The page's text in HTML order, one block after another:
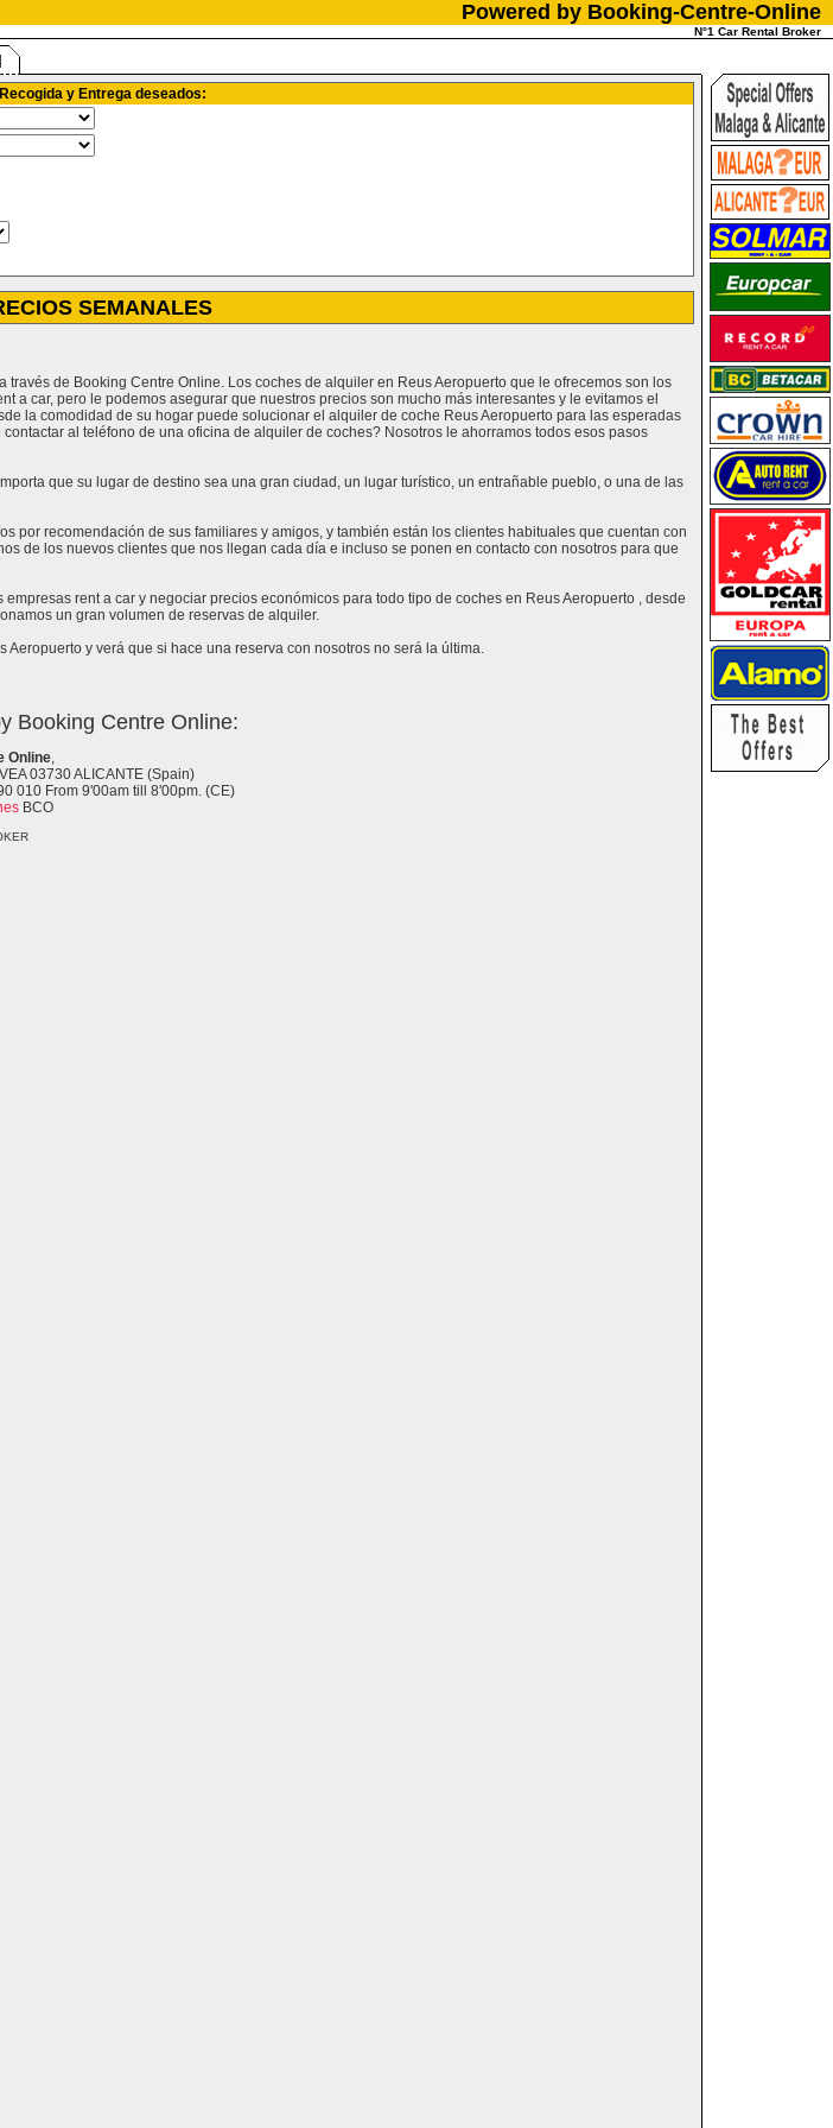
Powered by Booking-Centre-Online
N°1 Car Rental Broker
y Entrega deseados:
SEMANALES
de Booking Centre Online. Los coches de alquiler en Reus Aeropuerto que le ofrecemos son los
a car, pero le podemos asegurar que nuestros precios son mucho más interesantes y le evitamos el
la comodidad de su hogar puede solucionar el alquiler de coche Reus Aeropuerto para las esperadas
al teléfono de una oficina de alquiler de coches? Nosotros le ahorramos todos esos pasos
que su lugar de destino sea una gran ciudad, un lugar turístico, un entrañable pueblo, o una de las
por recomendación de sus familiares y amigos, y también están los clientes habituales que cuentan con
de los nuevos clientes que nos llegan cada día e incluso se ponen en contacto con nosotros para que
rent a car y negociar precios económicos para todo tipo de coches en Reus Aeropuerto , desde
un gran volumen de reservas de alquiler.
y verá que si hace una reserva con nosotros no será la última.
Booking Centre Online:
Online,
03730 ALICANTE (Spain)
010 From 9'00am till 8'00pm. (CE)
BCO